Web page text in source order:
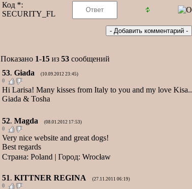
Код *:
SECURITY_FL
Показано 1-15 из 53 сообщений
53. Giada (10.09.2012 23:45)
0
Hi Larisa! Many kisses from Italy to you and my love Kisa..
Giada & Tosha
52. Magda (08.01.2012 17:53)
0
Very nice website and great dogs!
Best regards
Страна: Poland | Город: Wrocław
51. KITTNER REGINA (27.11.2011 06:19)
0